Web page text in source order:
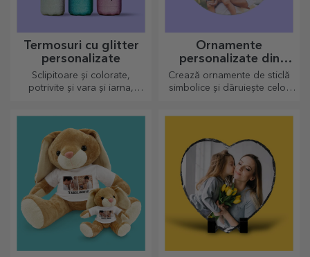
Termosuri cu glitter
personalizate
Sclipitoare și colorate,
potrivite și vara și iarna,
Ornamente
personalizate din
sticlă
Crează ornamente de sticlă
simbolice și dăruiește celor